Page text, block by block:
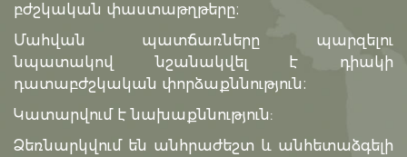
բժշկական փաստաթղթերը։
Մահվան պատճառները պարզելու
նպատակով նշանակվել է դիակի
դատաբժշկական փորձաքննություն։
Կատարվում է նախաքննություն:
Ձեռնարկվում են անհրաժեշտ և անհետաձգելի